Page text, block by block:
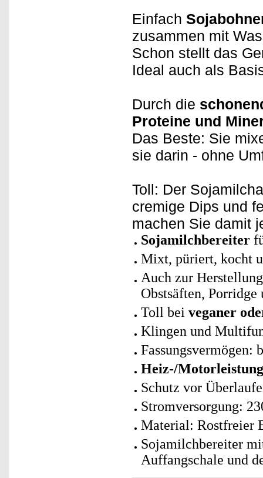
Einfach
zusammen mit
Schon stellt das
Ideal auch als
Durch die
Proteine und
Das Beste: Sie
sie darin - ohne
Toll: Der
cremige Dips und
machen Sie damit
Sojamilchbereiter
Mixt, püriert, kocht
Auch zur
Obstsäften,
Toll bei veganer
Klingen und
Fassungsvermögen:
Heiz-/
Schutz vor
Stromversorgung:
Material: Rostfreier
Sojamilchbereiter
Auffangschale und